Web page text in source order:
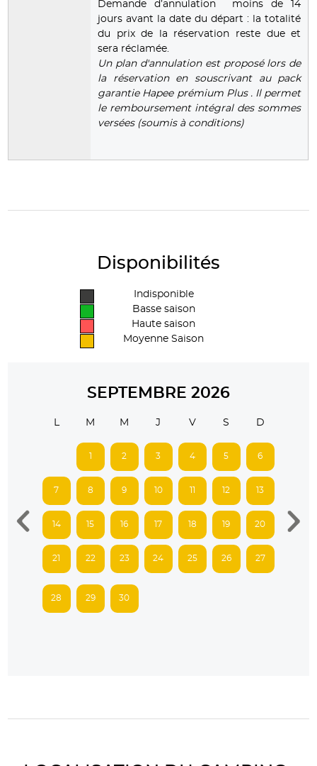
Demande d’annulation moins de 14
jours avant la date du départ : la totalité
du prix de la réservation reste due et
sera réclamée.
Un plan d'annulation est proposé lors de
la réservation en souscrivant au pack
garantie Hapee prémium Plus . Il permet
le remboursement intégral des sommes
versées (soumis à conditions)
Disponibilités
Indisponible
Basse saison
Haute saison
Moyenne Saison
SEPTEMBRE 2026
L M M J V S D
2 3 4 5 6
7 8 9 10 12 13
14 15 16 17 18 19 20
21 22 23 24 25 26 27
28 29 30